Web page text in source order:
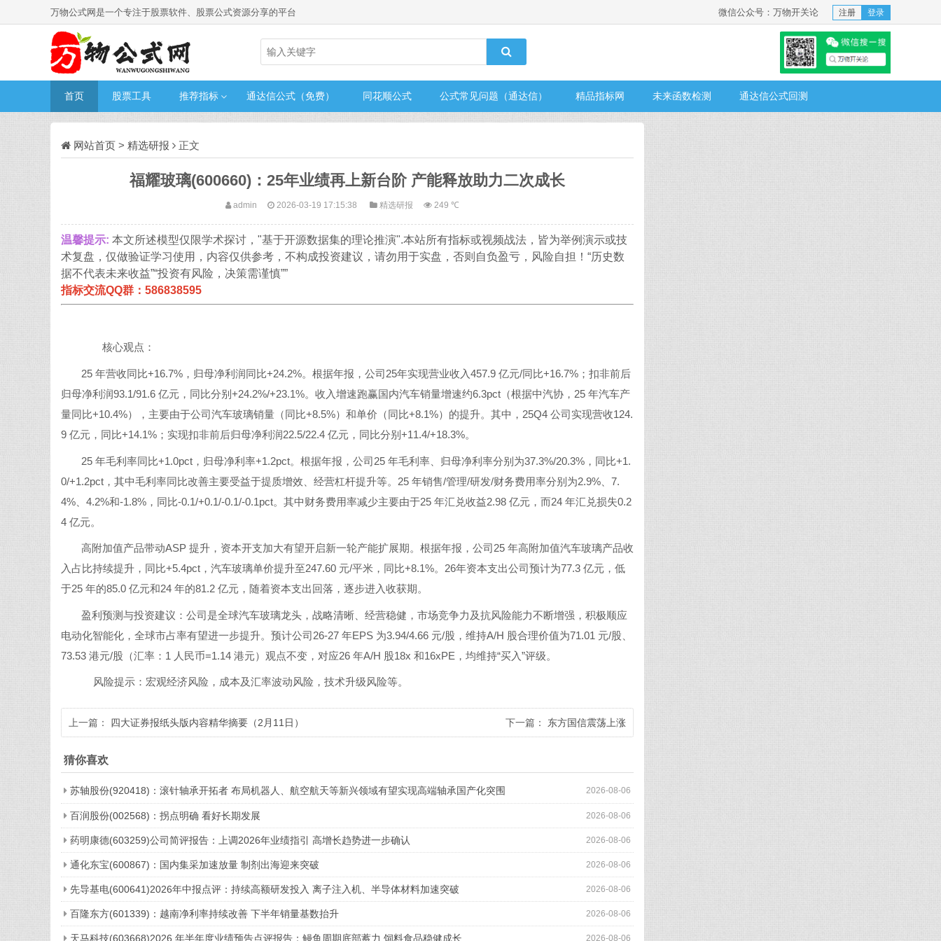
万物公式网是一个专注于股票软件、股票公式资源分享的平台 微信公众号：万物开关论 注册 登录
首页 股票工具 推荐指标 通达信公式（免费） 同花顺公式 公式常见问题（通达信） 精品指标网 未来函数检测 通达信公式回测
网站首页 > 精选研报 正文
福耀玻璃(600660)：25年业绩再上新台阶 产能释放助力二次成长
admin 2026-03-19 17:15:38 精选研报 249 ℃
温馨提示: 本文所述模型仅限学术探讨，"基于开源数据集的理论推演".本站所有指标或视频战法，皆为举例演示或技
术复盘，仅做验证学习使用，内容仅供参考，不构成投资建议，请勿用于实盘，否则自负盈亏，风险自担！“历史数
据不代表未来收益”“投资有风险，决策需谨慎””
指标交流QQ群：586838595
核心观点：
25 年营收同比+16.7%，归母净利润同比+24.2%。根据年报，公司25年实现营业收入457.9 亿元/同比+16.7%；扣非前后
归母净利润93.1/91.6 亿元，同比分别+24.2%/+23.1%。收入增速跑赢国内汽车销量增速约6.3pct（根据中汽协，25 年汽车产
量同比+10.4%），主要由于公司汽车玻璃销量（同比+8.5%）和单价（同比+8.1%）的提升。其中，25Q4 公司实现营收124.
9 亿元，同比+14.1%；实现扣非前后归母净利润22.5/22.4 亿元，同比分别+11.4/+18.3%。
25 年毛利率同比+1.0pct，归母净利率+1.2pct。根据年报，公司25 年毛利率、归母净利率分别为37.3%/20.3%，同比+1.
0/+1.2pct，其中毛利率同比改善主要受益于提质增效、经营杠杆提升等。25 年销售/管理/研发/财务费用率分别为2.9%、7.
4%、4.2%和-1.8%，同比-0.1/+0.1/-0.1/-0.1pct。其中财务费用率减少主要由于25 年汇兑收益2.98 亿元，而24 年汇兑损失0.2
4 亿元。
高附加值产品带动ASP 提升，资本开支加大有望开启新一轮产能扩展期。根据年报，公司25 年高附加值汽车玻璃产品收
入占比持续提升，同比+5.4pct，汽车玻璃单价提升至247.60 元/平米，同比+8.1%。26年资本支出公司预计为77.3 亿元，低
于25 年的85.0 亿元和24 年的81.2 亿元，随着资本支出回落，逐步进入收获期。
盈利预测与投资建议：公司是全球汽车玻璃龙头，战略清晰、经营稳健，市场竞争力及抗风险能力不断增强，积极顺应
电动化智能化，全球市占率有望进一步提升。预计公司26-27 年EPS 为3.94/4.66 元/股，维持A/H 股合理价值为71.01 元/股、
73.53 港元/股（汇率：1 人民币=1.14 港元）观点不变，对应26 年A/H 股18x 和16xPE，均维持“买入”评级。
风险提示：宏观经济风险，成本及汇率波动风险，技术升级风险等。
上一篇： 四大证券报纸头版内容精华摘要（2月11日） 下一篇： 东方国信震荡上涨
猜你喜欢
2026-08-06
苏轴股份(920418)：滚针轴承开拓者 布局机器人、航空航天等新兴领域有望实现高端轴承国产化突围
2026-08-06
百润股份(002568)：拐点明确 看好长期发展
2026-08-06
药明康德(603259)公司简评报告：上调2026年业绩指引 高增长趋势进一步确认
2026-08-06
通化东宝(600867)：国内集采加速放量 制剂出海迎来突破
2026-08-06
先导基电(600641)2026年中报点评：持续高额研发投入 离子注入机、半导体材料加速突破
2026-08-06
百隆东方(601339)：越南净利率持续改善 下半年销量基数抬升
2026-08-06
天马科技(603668)2026 年半年度业绩预告点评报告：鳗鱼周期底部蓄力 饲料食品稳健成长